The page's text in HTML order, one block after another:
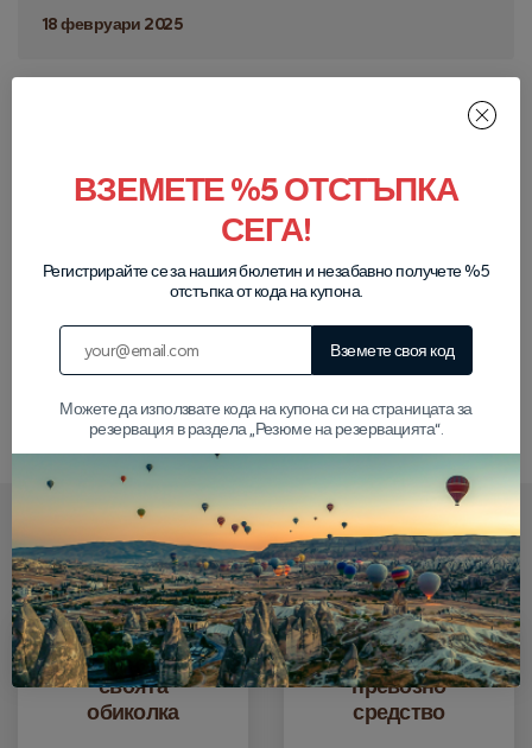
18 февруари 2025
Как протича целият процес?
Резервирайте
своята
обиколка
Плащане в
превозно
средство
ВЗЕМЕТЕ %5 ОТСТЪПКА
СЕГА!
Регистрирайте се за нашия бюлетин и незабавно получете %5
отстъпка от кода на купона.
Вземете своя код
Можете да използвате кода на купона си на страницата за
резервация в раздела „Резюме на резервацията“.